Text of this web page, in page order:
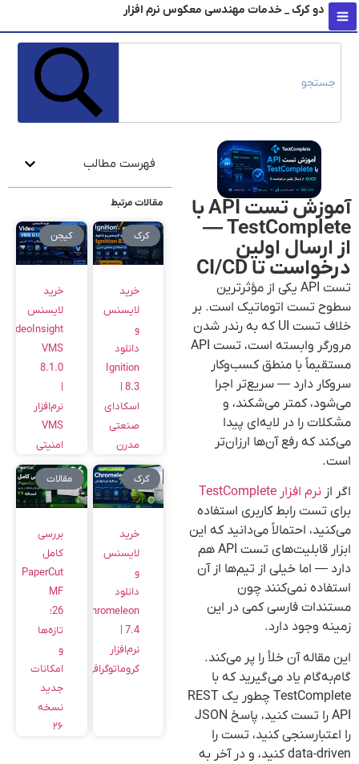
دو کرک _ خدمات مهندسی معکوس نرم افزار
آموزش تست API با
TestComplete —
از ارسال اولین
درخواست تا CI/CD
تست API یکی از مؤثرترین
سطوح تست اتوماتیک است. بر
خلاف تست UI که به رندر شدن
مرورگر وابسته است، تست API
مستقیماً با منطق کسب‌وکار
سروکار دارد — سریع‌تر اجرا
می‌شود، کمتر می‌شکند، و
مشکلات را در لایه‌ای پیدا
می‌کند که رفع آن‌ها ارزان‌تر
است.
اگر از نرم افزار TestComplete
برای تست رابط کاربری استفاده
می‌کنید، احتمالاً می‌دانید که این
ابزار قابلیت‌های تست API هم
دارد — اما خیلی از تیم‌ها از آن
استفاده نمی‌کنند چون
مستندات فارسی کمی در این
زمینه وجود دارد.
این مقاله آن خلأ را پر می‌کند.
گام‌به‌گام یاد می‌گیرید که با
TestComplete چطور یک REST
API را تست کنید، پاسخ JSON
را اعتبارسنجی کنید، تست را
data-driven کنید، و در آخر به
فهرست مطالب
مقالات مرتبط
کرک
خرید
لایسنس
دانلود
Ignition
8.3 |
اسکادای
صنعتی
مدرن
کیجن
خرید
لایسنس
VideoInsight
VMS
8.1.0
نرم‌افزار
VMS
امنیتی
کرک
خرید
لایسنس
دانلود
Chromeleon
7.4 |
نرم‌افزار
کروماتوگرافی
مقالات
بررسی
کامل
PaperCut
MF
26؛
تازه‌ها
و
امکانات
جدید
نسخه
۲۶